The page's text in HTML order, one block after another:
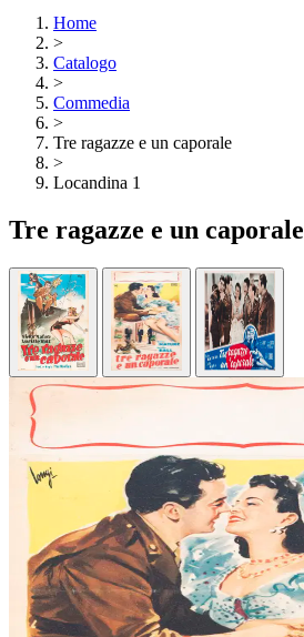
Home
>
Catalogo
>
Commedia
>
Tre ragazze e un caporale
>
Locandina 1
Tre ragazze e un caporale